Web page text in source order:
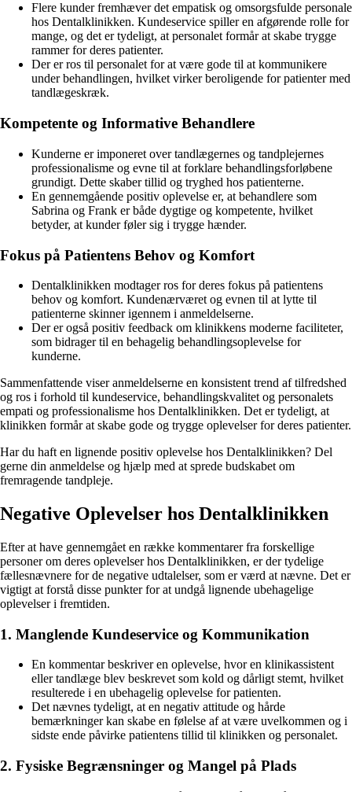
Flere kunder fremhæver det empatisk og omsorgsfulde personale
hos Dentalklinikken. Kundeservice spiller en afgørende rolle for
mange, og det er tydeligt, at personalet formår at skabe trygge
rammer for deres patienter.
Der er ros til personalet for at være gode til at kommunikere
under behandlingen, hvilket virker beroligende for patienter med
tandlægeskræk.
Kompetente og Informative Behandlere
Kunderne er imponeret over tandlægernes og tandplejernes
professionalisme og evne til at forklare behandlingsforløbene
grundigt. Dette skaber tillid og tryghed hos patienterne.
En gennemgående positiv oplevelse er, at behandlere som
Sabrina og Frank er både dygtige og kompetente, hvilket
betyder, at kunder føler sig i trygge hænder.
Fokus på Patientens Behov og Komfort
Dentalklinikken modtager ros for deres fokus på patientens
behov og komfort. Kundenærværet og evnen til at lytte til
patienterne skinner igennem i anmeldelserne.
Der er også positiv feedback om klinikkens moderne faciliteter,
som bidrager til en behagelig behandlingsoplevelse for
kunderne.
Sammenfattende viser anmeldelserne en konsistent trend af tilfredshed
og ros i forhold til kundeservice, behandlingskvalitet og personalets
empati og professionalisme hos Dentalklinikken. Det er tydeligt, at
klinikken formår at skabe gode og trygge oplevelser for deres patienter.
Har du haft en lignende positiv oplevelse hos Dentalklinikken? Del
gerne din anmeldelse og hjælp med at sprede budskabet om
fremragende tandpleje.
Negative Oplevelser hos Dentalklinikken
Efter at have gennemgået en række kommentarer fra forskellige
personer om deres oplevelser hos Dentalklinikken, er der tydelige
fællesnævnere for de negative udtalelser, som er værd at nævne. Det er
vigtigt at forstå disse punkter for at undgå lignende ubehagelige
oplevelser i fremtiden.
1. Manglende Kundeservice og Kommunikation
En kommentar beskriver en oplevelse, hvor en klinikassistent
eller tandlæge blev beskrevet som kold og dårligt stemt, hvilket
resulterede i en ubehagelig oplevelse for patienten.
Det nævnes tydeligt, at en negativ attitude og hårde
bemærkninger kan skabe en følelse af at være uvelkommen og i
sidste ende påvirke patientens tillid til klinikken og personalet.
2. Fysiske Begrænsninger og Mangel på Plads